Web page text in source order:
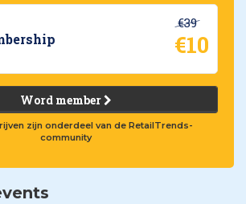
€39
€10
Word member
zijn onderdeel van de RetailTrends-
community